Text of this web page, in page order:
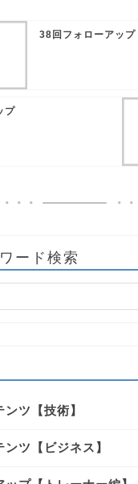
38回フォローアップ
プ
ード検索
ツ【技術】
ツ【ビジネス】